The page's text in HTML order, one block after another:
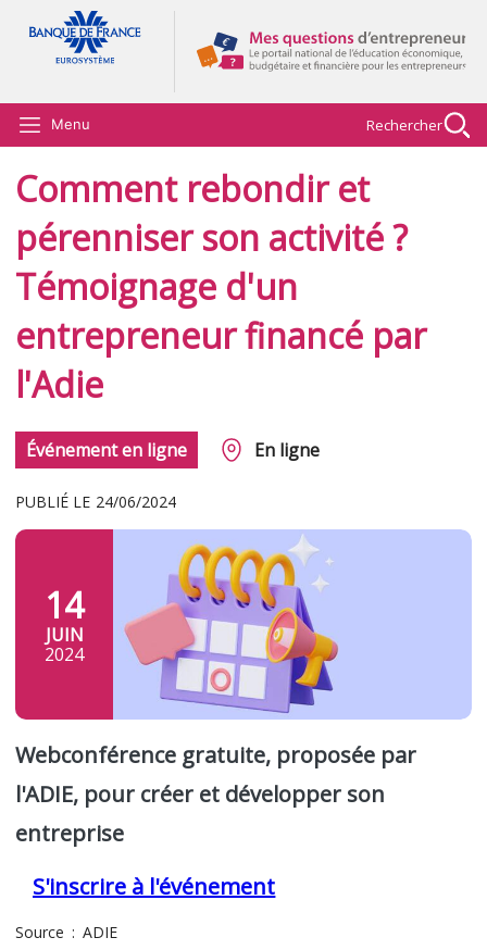
Aller au contenu principal
Menu Rechercher
Comment rebondir et
pérenniser son activité ?
Témoignage d'un
entrepreneur financé par
l'Adie
Événement en ligne En ligne
PUBLIÉ LE 24/06/2024
14
JUIN
2024
Webconférence gratuite, proposée par
l'ADIE, pour créer et développer son
entreprise
S'inscrire à l'événement
Source ADIE